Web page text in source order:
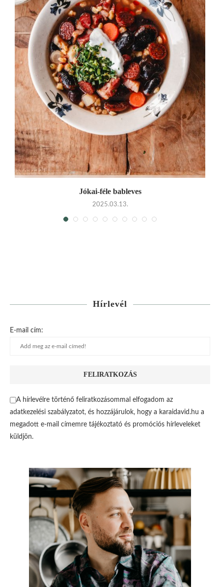
Jókai-féle bableves
2025.03.13.
Hírlevél
E-mail cím:
A hírlevélre történő feliratkozásommal elfogadom az
adatkezelési szabályzatot, és hozzájárulok, hogy a karaidavid.hu a
megadott e-mail címemre tájékoztató és promóciós hírleveleket
küldjön.